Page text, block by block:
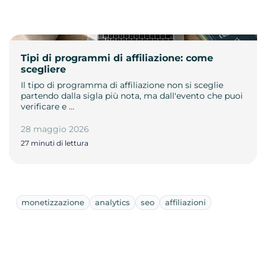
Tipi di programmi di affiliazione: come
scegliere
Il tipo di programma di affiliazione non si sceglie
partendo dalla sigla più nota, ma dall'evento che puoi
verificare e …
28 maggio 2026
27 minuti di lettura
monetizzazione analytics seo affiliazioni